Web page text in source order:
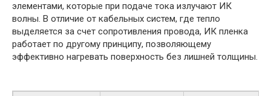
элементами, которые при подаче тока излучают ИК
волны. В отличие от кабельных систем, где тепло
выделяется за счет сопротивления провода, ИК пленка
работает по другому принципу, позволяющему
эффективно нагревать поверхность без лишней толщины.